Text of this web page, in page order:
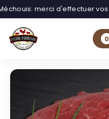
merci d'effectuer
0